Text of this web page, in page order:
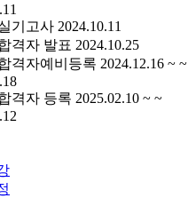
기고사 2024.10.11
격자 발표 2024.10.25
격자예비등록 2024.12.16 ~ ~
격자 등록 2025.02.10 ~ ~